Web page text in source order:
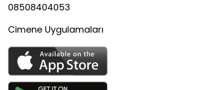
08508404053
Cimene Uygulamaları